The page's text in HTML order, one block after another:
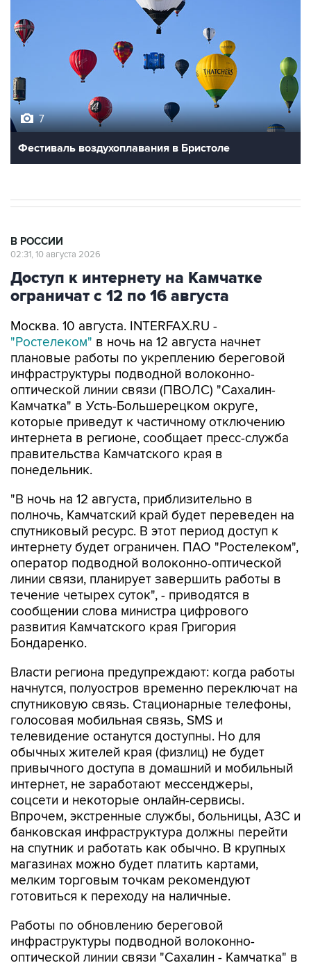
Фестиваль воздухоплавания в Бристоле
Доступ к интернету на Камчатке
ограничат с 12 по 16 августа
Москва. 10 августа. INTERFAX.RU -
плановые работы по укреплению береговой
инфраструктуры подводной волоконно-
оптической линии связи (ПВОЛС) "Сахалин-
Камчатка" в Усть-Большерецком округе,
которые приведут к частичному отключению
интернета в регионе, сообщает пресс-служба
правительства Камчатского края в
понедельник.
"В ночь на 12 августа, приблизительно в
спутниковый ресурс. В этот период доступ к
интернету будет ограничен. ПАО "Ростелеком",
оператор подводной волоконно-оптической
линии связи, планирует завершить работы в
течение четырех суток", - приводятся в
сообщении слова министра цифрового
развития Камчатского края Григория
Бондаренко.
Власти региона предупреждают: когда работы
спутниковую связь. Стационарные телефоны,
голосовая мобильная связь, SMS и
телевидение останутся доступны. Но для
обычных жителей края (физлиц) не будет
привычного доступа в домашний и мобильный
интернет, не заработают мессенджеры,
соцсети и некоторые онлайн-сервисы.
Впрочем, экстренные службы, больницы, АЗС и
банковская инфраструктура должны перейти
на спутник и работать как обычно. В крупных
магазинах можно будет платить картами,
мелким торговым точкам рекомендуют
готовиться к переходу на наличные.
Работы по обновлению береговой
оптической линии связи "Сахалин - Камчатка" в
Усть-Большерецком округе планировали